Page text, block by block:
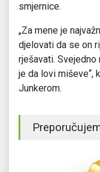
smjernice.
„Za mene je
djelovati da se on
rješavati.
je da lovi miševe“,
Junkerom.